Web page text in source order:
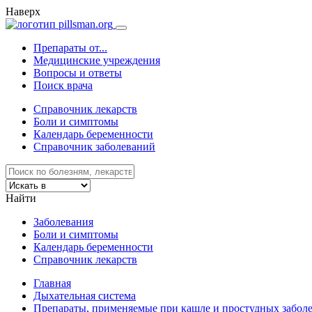
Наверх
Препараты от...
Медицинские учреждения
Вопросы и ответы
Поиск врача
Справочник лекарств
Боли и симптомы
Календарь беременности
Справочник заболеваний
Найти
Заболевания
Боли и симптомы
Календарь беременности
Справочник лекарств
Главная
Дыхательная система
Препараты, применяемые при кашле и простудных